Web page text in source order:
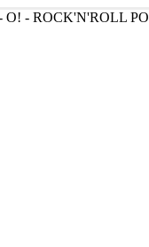
- ROCK'N'ROLL